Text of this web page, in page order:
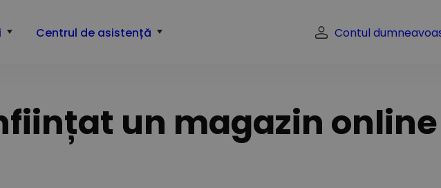
Contul
Centrul de asistență
un magazin